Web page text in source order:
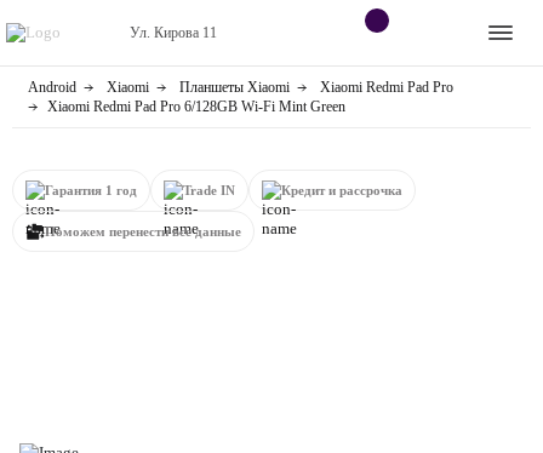
Ул. Кирова 11
Контакты
магазине
Apple
Яндекс станции
Android Xiaomi Планшеты Xiaomi
Xiaomi Redmi Pad Pro
Xiaomi Redmi Pad Pro 6/128GB Wi-Fi Mint Green
Гарантия 1 год Trade IN Кредит и рассрочка
Поможем перенести все данные